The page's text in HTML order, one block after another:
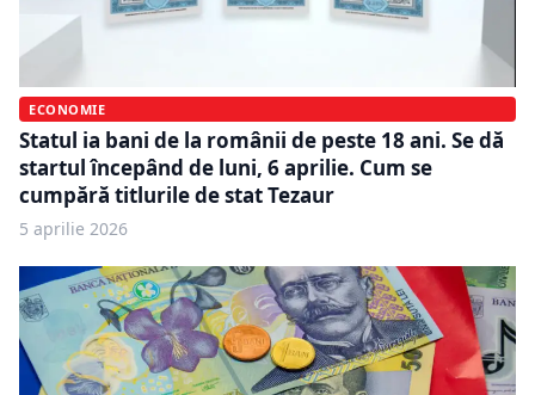
ECONOMIE
Statul ia bani de la românii de peste 18 ani. Se dă
startul începând de luni, 6 aprilie. Cum se
cumpără titlurile de stat Tezaur
5 aprilie 2026